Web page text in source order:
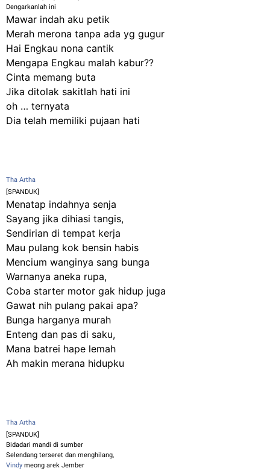
Dengarkanlah ini
Mawar indah aku petik
Merah merona tanpa ada yg gugur
Hai Engkau nona cantik
Mengapa Engkau malah kabur??
Cinta memang buta
Jika ditolak sakitlah hati ini
oh … ternyata
Dia telah memiliki pujaan hati
Tha Artha
‎[SPANDUK]
Menatap indahnya senja
Sayang jika dihiasi tangis,
Sendirian di tempat kerja
Mau pulang kok bensin habis
Mencium wanginya sang bunga
Warnanya aneka rupa,
Coba starter motor gak hidup juga
Gawat nih pulang pakai apa?
Bunga harganya murah
Enteng dan pas di saku,
Mana batrei hape lemah
Ah makin merana hidupku
Tha Artha
‎[SPANDUK]
Bidadari mandi di sumber
Selendang terseret dan menghilang,
Vindy meong arek Jember